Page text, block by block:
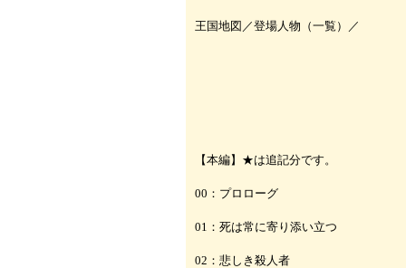
王国地図 ／登場人物（一覧） ／
【本編】★は追記分です。
00：プロローグ
01：死は常に寄り添い立つ
02：悲しき殺人者